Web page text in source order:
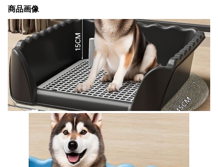
商品画像